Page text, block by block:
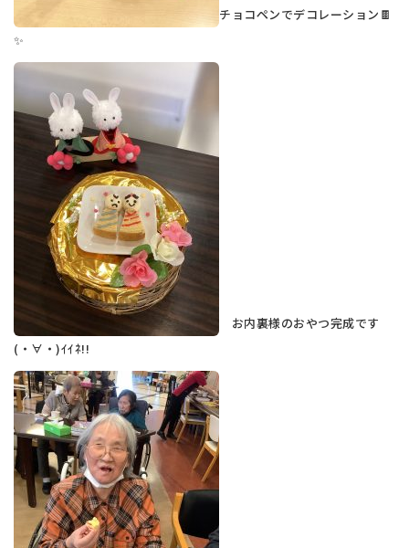
チョコペンでデコレーション🍫
✨
お内裏様のおやつ完成です
(・∀・)ｲｲﾈ!!